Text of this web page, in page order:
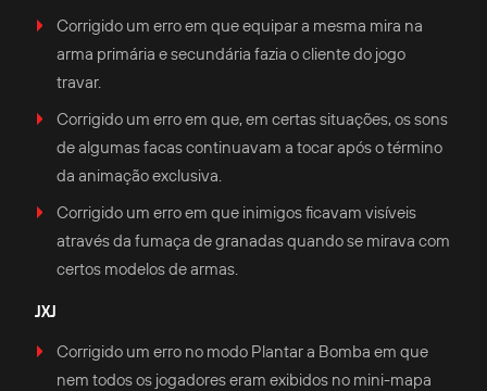
Corrigido um erro em que equipar a mesma mira na
arma primária e secundária fazia o cliente do jogo
travar.
Corrigido um erro em que, em certas situações, os sons
de algumas facas continuavam a tocar após o término
da animação exclusiva.
Corrigido um erro em que inimigos ficavam visíveis
através da fumaça de granadas quando se mirava com
certos modelos de armas.
JXJ
Corrigido um erro no modo Plantar a Bomba em que
nem todos os jogadores eram exibidos no mini-mapa